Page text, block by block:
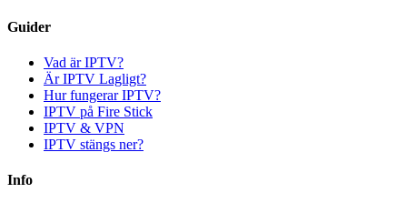
Guider
Vad är IPTV?
Är IPTV Lagligt?
Hur fungerar IPTV?
IPTV på Fire Stick
IPTV & VPN
IPTV stängs ner?
Info